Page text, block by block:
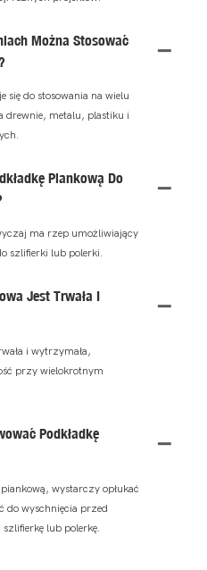
Można Stosować
się do stosowania na wielu
drewnie, metalu, plastiku i
Piankową Do
ma rzep umożliwiający
szlifierki lub polerki.
Jest Trwała I
i wytrzymała,
przy wielokrotnym
Podkładkę
wystarczy opłukać
do wyschnięcia przed
lub polerkę.